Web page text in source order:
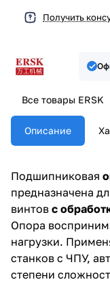
Получить
Все товары ERSK
Описание
Подшипниковая
предназначена
винтов с
Опора
нагрузки.
станков с ЧПУ,
степени